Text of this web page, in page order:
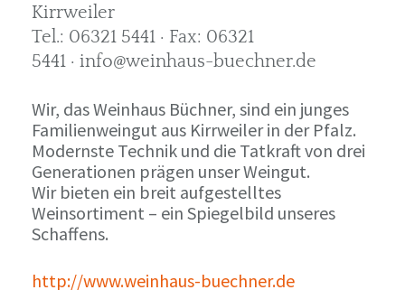
Kirrweiler
Tel.: 06321 5441 · Fax: 06321
5441 · info@weinhaus-buechner.de
Wir, das Weinhaus Büchner, sind ein junges
Familienweingut aus Kirrweiler in der Pfalz.
Modernste Technik und die Tatkraft von drei
Generationen prägen unser Weingut.
Wir bieten ein breit aufgestelltes
Weinsortiment – ein Spiegelbild unseres
Schaffens.
http://www.weinhaus-buechner.de